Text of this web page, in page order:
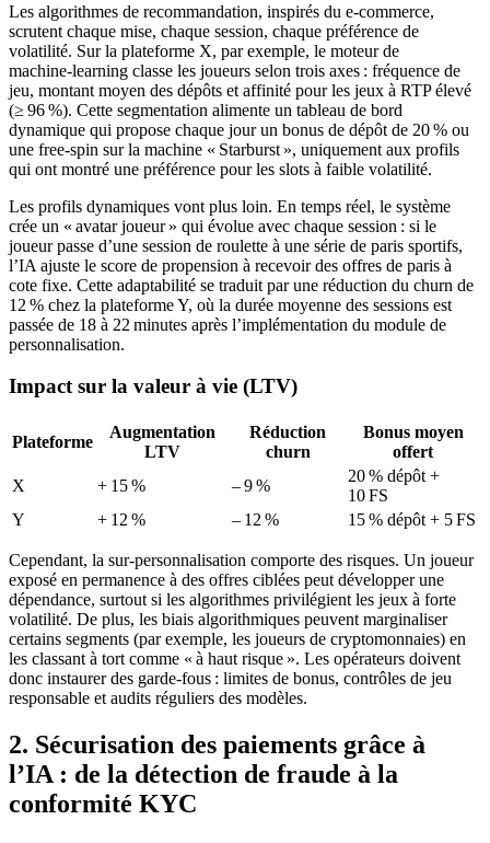
Les algorithmes de recommandation, inspirés du e‑commerce,
scrutent chaque mise, chaque session, chaque préférence de
volatilité. Sur la plateforme X, par exemple, le moteur de
machine‑learning classe les joueurs selon trois axes : fréquence de
jeu, montant moyen des dépôts et affinité pour les jeux à RTP élevé
(≥ 96 %). Cette segmentation alimente un tableau de bord
dynamique qui propose chaque jour un bonus de dépôt de 20 % ou
une free‑spin sur la machine « Starburst », uniquement aux profils
qui ont montré une préférence pour les slots à faible volatilité.
Les profils dynamiques vont plus loin. En temps réel, le système
crée un « avatar joueur » qui évolue avec chaque session : si le
joueur passe d’une session de roulette à une série de paris sportifs,
l’IA ajuste le score de propension à recevoir des offres de paris à
cote fixe. Cette adaptabilité se traduit par une réduction du churn de
12 % chez la plateforme Y, où la durée moyenne des sessions est
passée de 18 à 22 minutes après l’implémentation du module de
personnalisation.
Impact sur la valeur à vie (LTV)
Plateforme
Augmentation
LTV
Réduction
churn
Bonus moyen
offert
X
+ 15 % – 9 %
20 % dépôt +
10 FS
Y
+ 12 % – 12 % 15 % dépôt + 5 FS
Cependant, la sur‑personnalisation comporte des risques. Un joueur
exposé en permanence à des offres ciblées peut développer une
dépendance, surtout si les algorithmes privilégient les jeux à forte
volatilité. De plus, les biais algorithmiques peuvent marginaliser
certains segments (par exemple, les joueurs de cryptomonnaies) en
les classant à tort comme « à haut risque ». Les opérateurs doivent
donc instaurer des garde‑fous : limites de bonus, contrôles de jeu
responsable et audits réguliers des modèles.
2. Sécurisation des paiements grâce à
l’IA : de la détection de fraude à la
conformité KYC